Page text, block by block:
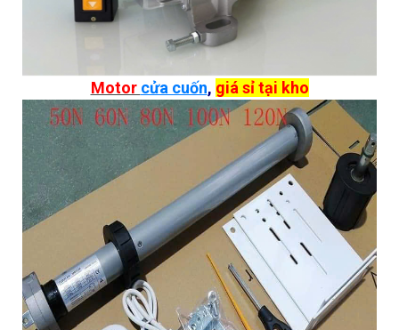
Motor cửa cuốn, giá sỉ tại kho